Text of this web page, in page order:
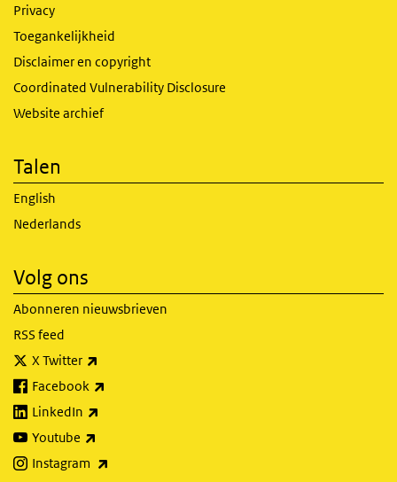
Privacy
Toegankelijkheid
Disclaimer en copyright
Coordinated Vulnerability Disclosure
Website archief
Talen
English
Nederlands
Volg ons
Abonneren nieuwsbrieven
RSS feed
X Twitter
Facebook
LinkedIn
Youtube
Instagram